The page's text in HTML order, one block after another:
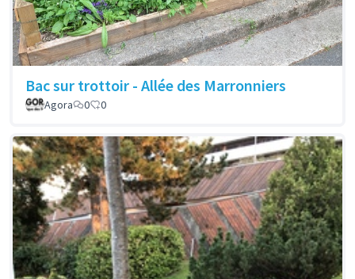
Bac sur trottoir - Allée des Marronniers
Agora 0 0